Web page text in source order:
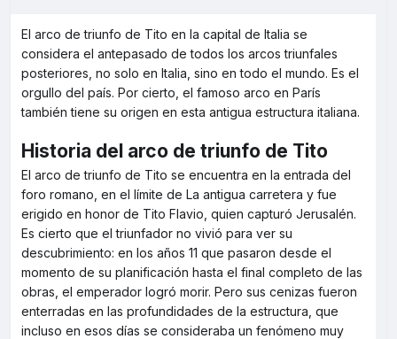
El arco de triunfo de Tito en la capital de Italia se
considera el antepasado de todos los arcos triunfales
posteriores, no solo en Italia, sino en todo el mundo. Es el
orgullo del país. Por cierto, el famoso arco en París
también tiene su origen en esta antigua estructura italiana.
Historia del arco de triunfo de Tito
El arco de triunfo de Tito se encuentra en la entrada del
foro romano, en el límite de La antigua carretera y fue
erigido en honor de Tito Flavio, quien capturó Jerusalén.
Es cierto que el triunfador no vivió para ver su
descubrimiento: en los años 11 que pasaron desde el
momento de su planificación hasta el final completo de las
obras, el emperador logró morir. Pero sus cenizas fueron
enterradas en las profundidades de la estructura, que
incluso en esos días se consideraba un fenómeno muy